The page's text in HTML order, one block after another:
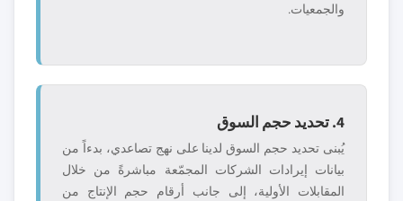
والجمعيات.
4. تحديد حجم السوق
يُبنى تحديد حجم السوق لدينا على نهج تصاعدي، بدءاً من
بيانات إيرادات الشركات المجمّعة مباشرةً من خلال
المقابلات الأولية، إلى جانب أرقام حجم الإنتاج من